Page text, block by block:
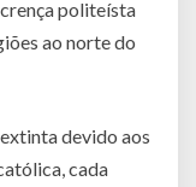
politeísta
ao norte do
devido aos
cada